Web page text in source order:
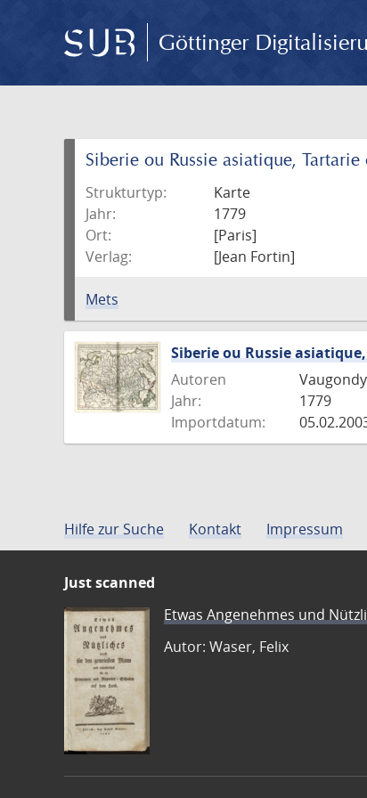
Göttinger
Siberie ou Russie asiatique,
Strukturtyp:
Karte
Jahr:
1779
Ort:
[Paris]
Verlag:
[Jean Fortin]
Mets
Siberie ou Russie
Autoren
Jahr:
1779
Importdatum:
Hilfe zur Suche Kontakt Impressum
Just scanned
Etwas Angenehmes und
Autor: Waser, Felix